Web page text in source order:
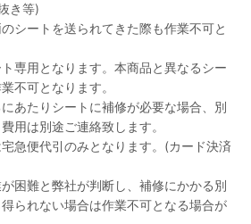
き等)
シートを送られてきた際も作業不可と
専用となります。本商品と異なるシー
不可となります。
あたりシートに補修が必要な場合、別
用は別途ご連絡致します。
急便代引のみとなります。(カード決済
困難と弊社が判断し、補修にかかる別
られない場合は作業不可となる場合が